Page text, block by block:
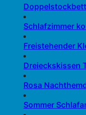
Schlafzimmer
Freistehender
Dreieckskissen
Rosa
Sommer